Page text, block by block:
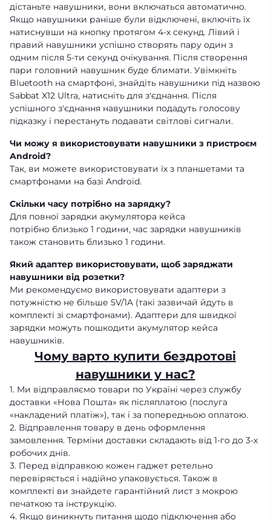
дістаньте навушники, вони включаться автоматично.
Якщо навушники раніше були відключені, включіть їх
натиснувши на кнопку протягом 4-х секунд. Лівий і
правий навушники успішно створять пару один з
одним після 5-ти секунд очікування. Після створення
пари головний навушник буде блимати. Увімкніть
Bluetooth на смартфоні, знайдіть навушники під назвою
Sabbat X12 Ultra, натисніть для з'єднання. Після
успішного з'єднання навушники подадуть голосову
підказку і перестануть подавати світлові сигнали.
Чи можу я використовувати навушники з пристроєм
Android?
Так, ви можете використовувати їх з планшетами та
смартфонами на базі Android.
Скільки часу потрібно на зарядку?
Для повної зарядки акумулятора кейса
потрібно близько 1 години, час зарядки навушників
також становить близько 1 години.
Який адаптер використовувати, щоб заряджати
навушники від розетки?
Ми рекомендуємо використовувати адаптери з
потужністю не більше 5V/1A (такі зазвичай йдуть в
комплекті зі смартфонами). Адаптери для швидкої
зарядки можуть пошкодити акумулятор кейса
навушників.
Чому варто купити бездротові
навушники у нас?
1. Ми відправляємо товари по Україні через службу
доставки «Нова Пошта» як післяплатою (послуга
«накладений платіж»), так і за попередньою оплатою.
2. Відправлення товару в день оформлення
замовлення. Терміни доставки складають від 1-го до 3-х
робочих днів.
3. Перед відправкою кожен гаджет ретельно
перевіряється і надійно упаковується. Також в
комплекті ви знайдете гарантійний лист з мокрою
печаткою та інструкцію.
4. Якщо виникнуть питання щодо підключення або